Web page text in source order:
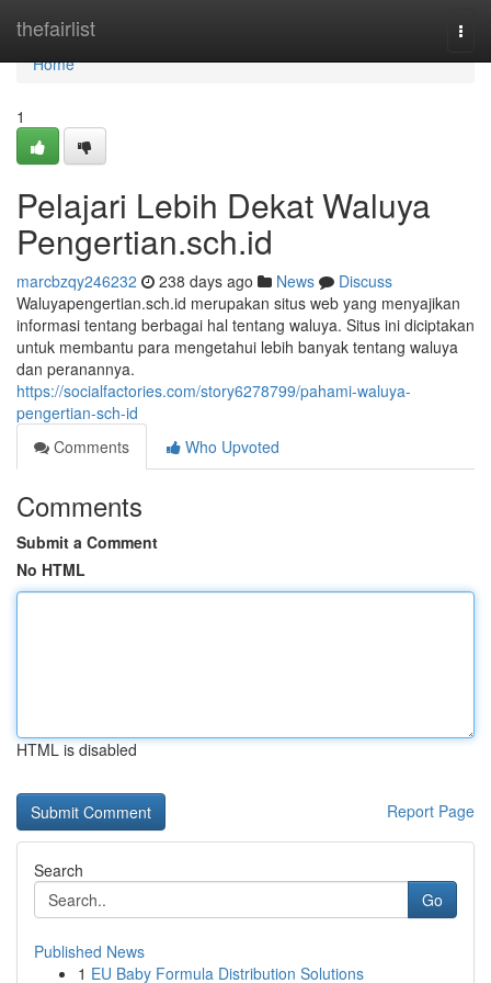
thefairlist
Home
Home
1
Pelajari Lebih Dekat Waluya
Pengertian.sch.id
marcbzqy246232 238 days ago News
Discuss
Waluyapengertian.sch.id merupakan situs web yang menyajikan
informasi tentang berbagai hal tentang waluya. Situs ini diciptakan
untuk membantu para mengetahui lebih banyak tentang waluya
dan peranannya.
https://socialfactories.com/story6278799/pahami-waluya-
pengertian-sch-id
Comments
Who Upvoted
Comments
Submit a Comment
No HTML
HTML is disabled
Report Page
Search
Go
Published News
1 EU Baby Formula Distribution Solutions